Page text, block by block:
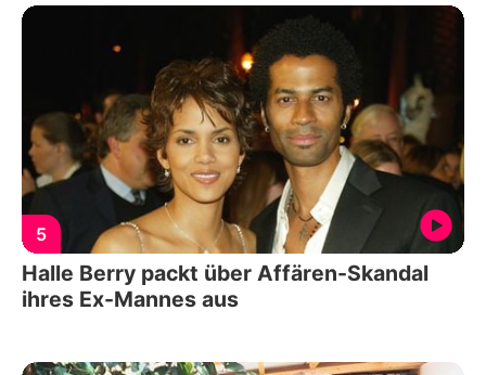
5
Halle Berry packt über Affären-Skandal
ihres Ex-Mannes aus